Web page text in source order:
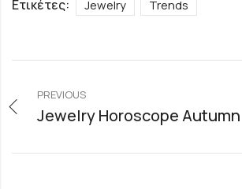
Ετικέτες: Jewelry Trends
PREVIOUS
Jewelry Horoscope Autumn